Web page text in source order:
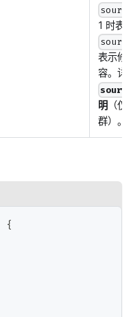
1 时表
表示修
容。详
明 （仅
群）。
{